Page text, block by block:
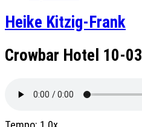
Heike Kitzig-Frank
Crowbar Hotel 10-03